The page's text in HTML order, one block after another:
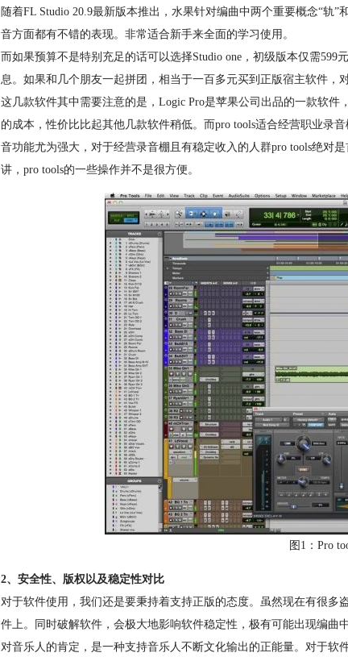
随着FL Studio 20.9最新版本推出，水果针对编曲中两个重要概念“轨”
音方面都有不错的表现。非常适合新手来全面的学习使用。
而如果预算不是特别充足的话可以选择Studio one，初级版本仅需
息。如果和几个朋友一起拼团，相当于一百多元买到正版宿主软件，
这几款软件其中需要注意的是，Logic Pro是苹果公司出品的一款软
的成本，性价比比起其他几款软件稍低。而pro tools适合经营职业录
音功能尤为强大，对于经营录音棚且有稳定收入的人群pro tools绝对
讲，pro tools的一些操作并不是很方便。
图1：Pro
2、安全性、版权以及稳定性对比
对于软件使用，我们还是要秉持着支持正版的态度。虽然现在有很
件上。同时破解软件，会极大地影响软件稳定性，极有可能出现编
对音乐人的肯定，是一种支持音乐人不断文化输出的正能量。对于